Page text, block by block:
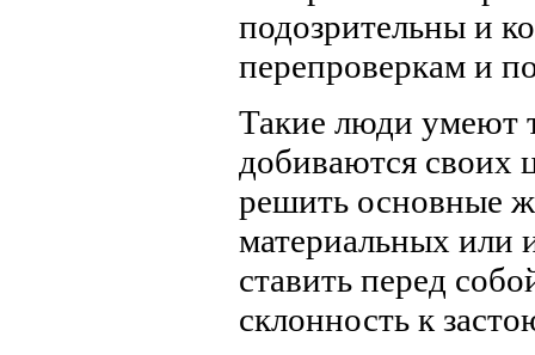
подозрительны и
перепроверкам и
Такие люди умеют
добиваются своих
решить основные
материальных или
ставить перед
склонность к